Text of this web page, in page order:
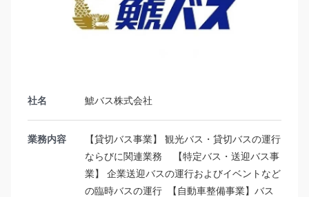
社名 鯱バス株式会社
業務内容
【貸切バス事業】 観光バス・貸切バスの運行
ならびに関連業務 【特定バス・送迎バス事
業】 企業送迎バスの運行およびイベントなど
の臨時バスの運行 【自動車整備事業】バス